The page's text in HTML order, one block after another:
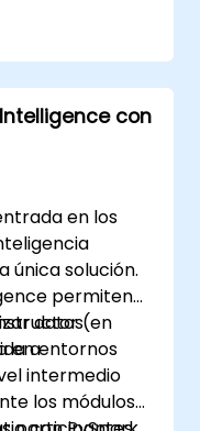
grandes datos
con
en los
única solución.
permiten
datos
en entornos
(en
a
intermedio
los módulos